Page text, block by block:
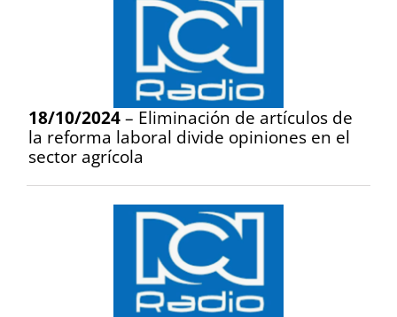
18/10/2024 – Eliminación de artículos de
la reforma laboral divide opiniones en el
sector agrícola